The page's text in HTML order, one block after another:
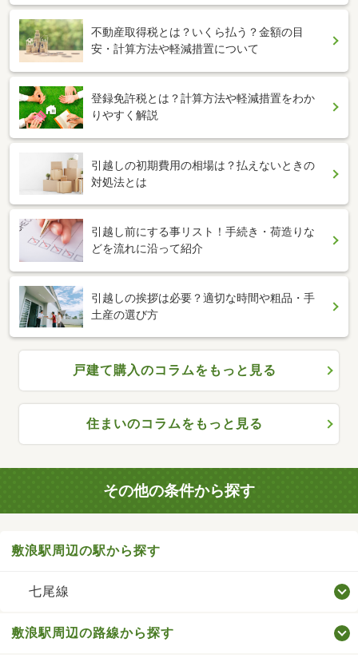
不動産取得税とは？いくら払う？金額の目
安・計算方法や軽減措置について
登録免許税とは？計算方法や軽減措置をわか
りやすく解説
引越しの初期費用の相場は？払えないときの
対処法とは
引越し前にする事リスト！手続き・荷造りな
どを流れに沿って紹介
引越しの挨拶は必要？適切な時間や粗品・手
土産の選び方
戸建て購入のコラムをもっと見る
住まいのコラムをもっと見る
その他の条件から探す
敷浪駅周辺の駅から探す
七尾線
敷浪駅周辺の路線から探す